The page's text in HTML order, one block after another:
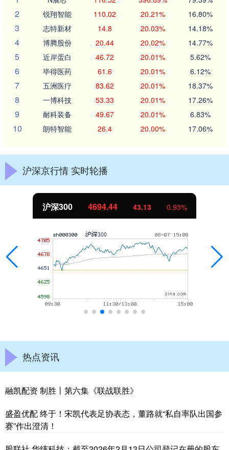
2 锐翔智能 110.02 20.21% 16.80%
3 志特新材 14.8 20.03% 14.18%
4 博腾股份 20.44 20.02% 14.77%
5 近岸蛋白 46.72 20.01% 5.62%
6 毕得医药 61.6 20.01% 6.12%
7 五洲医疗 83.62 20.01% 18.37%
8 一博科技 53.33 20.01% 17.26%
9 耐科装备 49.67 20.01% 6.83%
10 朗特智能 26.4 20.00% 17.06%
沪深京行情 实时轮播
北证50 1134.24 11.37 1.01%
热点资讯
融凯配资 制胜丨第六集《联战联胜》
盛盈优配 终于！宋凯代表足协表态，董路就“私自率队出国参
赛”作出澄清！